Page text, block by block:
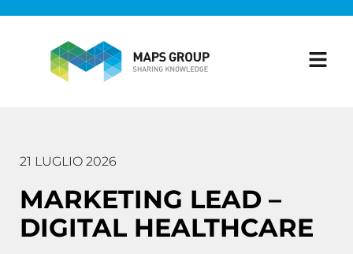
21 LUGLIO 2026
MARKETING LEAD –
DIGITAL HEALTHCARE